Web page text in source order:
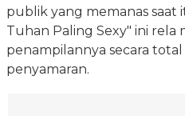
publik yang memanas
Tuhan Paling Sexy" ini rela
penampilannya secara
penyamaran.